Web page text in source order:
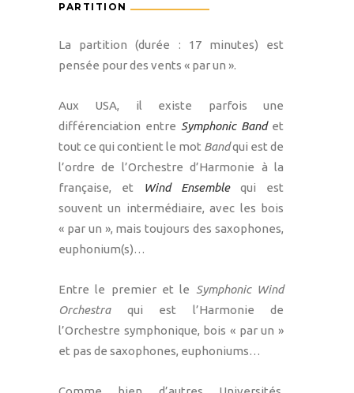
PARTITION
La partition (durée : 17 minutes) est
pensée pour des vents « par un ».
Aux USA, il existe parfois une
différenciation entre Symphonic Bandet
tout ce qui contient le mot Bandqui est de
l’ordre de l’Orchestre d’Harmonie à la
française, et
Wind Ensemblequi est
souvent un intermédiaire, avec les bois
« par un », mais toujours des saxophones,
euphonium(s)…
Entre le premier et le Symphonic Wind
Orchestra qui est l’Harmonie de
l’Orchestre symphonique, bois « par un »
et pas de saxophones, euphoniums…